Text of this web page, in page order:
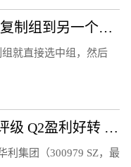
ps复制组到另一个文件夹_ps复制组到另一个文件
就直接选中组，然后
中银证券给予华利集团买入评级 Q2盈利好转 期待下半年订单拐点显现
利集团（300979 SZ，最